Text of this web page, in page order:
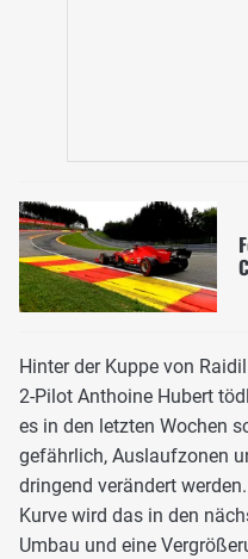
Hinter der Kuppe von
2-Pilot Anthoine Hubert
es in den letzten Wochen
gefährlich, Auslaufzonen
dringend verändert
Kurve wird das in den
Umbau und eine